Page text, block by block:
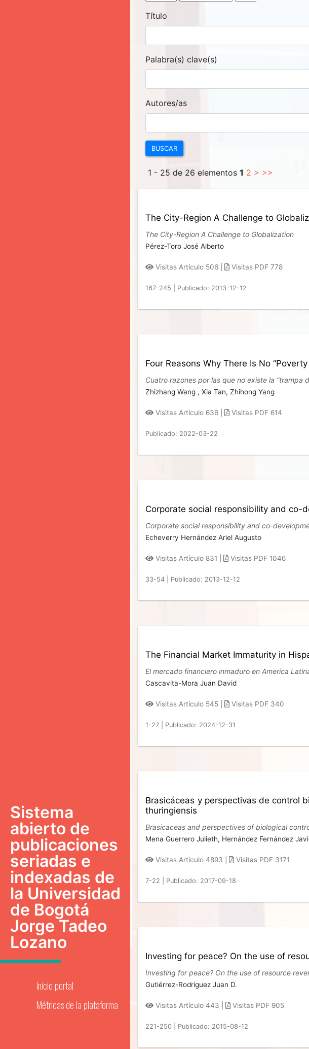
Sistema
abierto de
publicaciones
seriadas e
indexadas de
la Universidad
de Bogotá
Jorge Tadeo
Lozano
Inicio portal
Métricas de la plataforma
Título
Palabra(s) clave(s)
Autores/as
BUSCAR
1 - 25 de 26 elementos1 2 > >>
The City-Region A Challenge to
The City-Region A Challenge to Globalization
Pérez-Toro José Alberto
Visitas Artículo 506 | Visitas PDF 778
167-245 Publicado: 2013-12-12
Four Reasons Why There Is No
Cuatro razones por las que no existe la “trampa
Zhizhang Wang ,Xia Tan,Zhihong Yang
Visitas Artículo 636 | Visitas PDF 614
Publicado: 2022-03-22
Corporate social responsibility and co-
Corporate social responsibility and co-
Echeverry Hernández Ariel Augusto
Visitas Artículo 831 | Visitas PDF 1046
33-54 Publicado: 2013-12-12
The Financial Market Immaturity in
El mercado financiero inmaduro en America
Cascavita-Mora Juan David
Visitas Artículo 545 | Visitas PDF 340
1-27 Publicado: 2024-12-31
Brasicáceas y perspectivas de control
thuringiensis
Brasicaceas and perspectives of biological
Mena Guerrero Julieth, Hernández Fernández
Visitas Artículo 4893 | Visitas PDF 3171
7-22 Publicado: 2017-09-18
Investing for peace? On the use of
Investing for peace? On the use of resource
Gutiérrez-Rodríguez Juan D.
Visitas Artículo 443 | Visitas PDF 905
221-250 Publicado: 2015-08-12